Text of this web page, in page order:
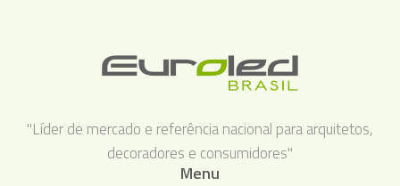
"Líder de mercado e referência nacional para arquitetos,
decoradores e consumidores"
Menu